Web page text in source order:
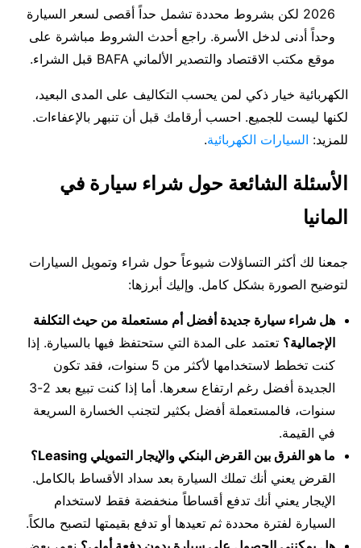
2026 لكن بشروط محددة تشمل حداً أقصى لسعر السيارة
وحداً أدنى لدخل الأسرة. راجع أحدث الشروط مباشرة على
موقع مكتب الاقتصاد والتصدير الألماني BAFA قبل الشراء.
الكهربائية خيار ذكي لمن يحسب التكاليف على المدى البعيد،
لكنها ليست للجميع. احسب أرقامك قبل أن تنبهر بالإعفاءات.
للمزيد: السيارات الكهربائية.
الأسئلة الشائعة حول شراء سيارة في
المانيا
جمعنا لك أكثر التساؤلات شيوعاً حول شراء وتمويل السيارات
لتوضيح الصورة بشكل كامل. وإليك أبرزها:
هل شراء سيارة جديدة أفضل أم مستعملة من حيث التكلفة
الإجمالية؟ تعتمد على المدة التي ستحتفظ فيها بالسيارة. إذا
كنت تخطط لاستخدامها لأكثر من 5 سنوات، فقد تكون
الجديدة أفضل رغم ارتفاع سعرها. أما إذا كنت تبيع بعد 2-3
سنوات، فالمستعملة أفضل بكثير لتجنب الخسارة السريعة
في القيمة.
ما هو الفرق بين القرض البنكي والإيجار التمويلي Leasing؟
القرض يعني أنك تملك السيارة بعد سداد الأقساط بالكامل.
الإيجار يعني أنك تدفع أقساطاً منخفضة فقط لاستخدام
السيارة لفترة محددة ثم تعيدها أو تدفع بقيمتها لتصبح مالكاً.